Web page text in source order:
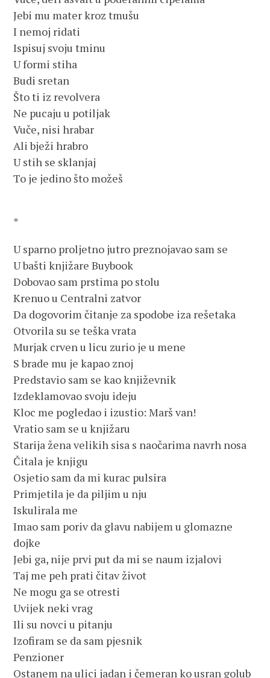
Jebi mu mater kroz tmušu
I nemoj ridati
Ispisuj svoju tminu
U formi stiha
Budi sretan
Što ti iz revolvera
Ne pucaju u potiljak
Vuče, nisi hrabar
Ali bježi hrabro
U stih se sklanjaj
To je jedino što možeš
*
U sparno proljetno jutro preznojavao sam se
U bašti knjižare Buybook
Dobovao sam prstima po stolu
Krenuo u Centralni zatvor
Da dogovorim čitanje za spodobe iza rešetaka
Otvorila su se teška vrata
Murjak crven u licu zurio je u mene
S brade mu je kapao znoj
Predstavio sam se kao književnik
Izdeklamovao svoju ideju
Kloc me pogledao i izustio: Marš van!
Vratio sam se u knjižaru
Starija žena velikih sisa s naočarima navrh nosa
Čitala je knjigu
Osjetio sam da mi kurac pulsira
Primjetila je da piljim u nju
Iskulirala me
Imao sam poriv da glavu nabijem u glomazne
dojke
Jebi ga, nije prvi put da mi se naum izjalovi
Taj me peh prati čitav život
Ne mogu ga se otresti
Uvijek neki vrag
Ili su novci u pitanju
Izofiram se da sam pjesnik
Penzioner
Ostanem na ulici jadan i čemeran ko usran golub